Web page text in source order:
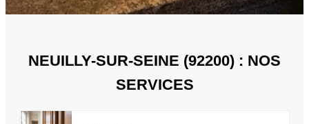
NEUILLY-SUR-SEINE (92200) : NOS
SERVICES